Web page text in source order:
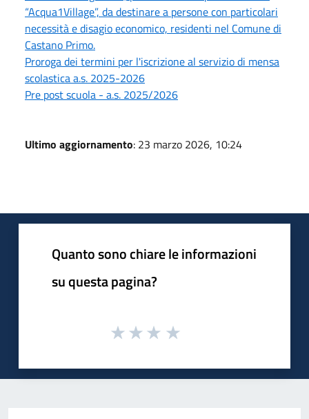
“Acqua1Village”, da destinare a persone con particolari
necessità e disagio economico, residenti nel Comune di
Castano Primo.
Proroga dei termini per l'iscrizione al servizio di mensa
scolastica a.s. 2025-2026
Pre post scuola - a.s. 2025/2026
Ultimo aggiornamento: 23 marzo 2026, 10:24
Quanto sono chiare le informazioni
su questa pagina?